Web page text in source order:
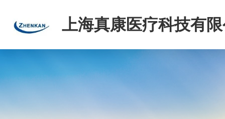
上海真康医疗科技有